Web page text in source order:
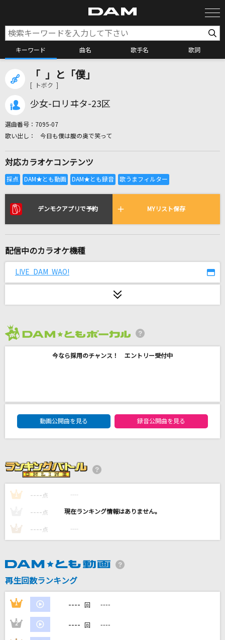
キーワード 曲名 歌手名 歌詞
全国りれき
リアルタイムで歌われている曲の一覧
田園
[生音]恋人ごっこ
[生音]君の知らない物語
鬼束ちひろ
怪獣の花唄
オドロウゼ！
ワルキューレ
「 」と「僕」
[ トボク ]
少女-ロリヰタ-23区
選曲番号： 7095-07
今日も僕は腹の奥で笑って
対応カラオケコンテンツ
デンモクアプリで予約 MYリスト保存
配信中のカラオケ機種
LIVE DAM WAO!
今なら採用のチャンス！ エントリー受付中
DAM★ともボーカルエントリーランキング
動画公開曲を見る
録音公開曲を見る
1 ---- 点 ----
---- 点 ----
3 ---- 点 ----
再生回数ランキング
1 ---- 回 ----
2 ---- 回 ----